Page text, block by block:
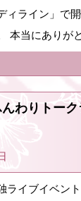
ィライン」で
本当にありが
わりトー
ライブイベン